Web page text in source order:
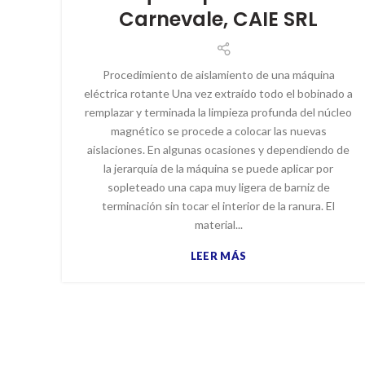
Carnevale, CAIE SRL
Procedimiento de aislamiento de una máquina
eléctrica rotante Una vez extraído todo el bobinado a
remplazar y terminada la limpieza profunda del núcleo
magnético se procede a colocar las nuevas
aislaciones. En algunas ocasiones y dependiendo de
la jerarquía de la máquina se puede aplicar por
sopleteado una capa muy ligera de barniz de
terminación sin tocar el interior de la ranura. El
material...
LEER MÁS